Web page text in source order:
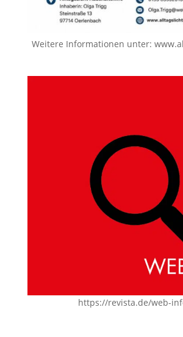
Weitere Informationen unter:
https://revista.de/web-